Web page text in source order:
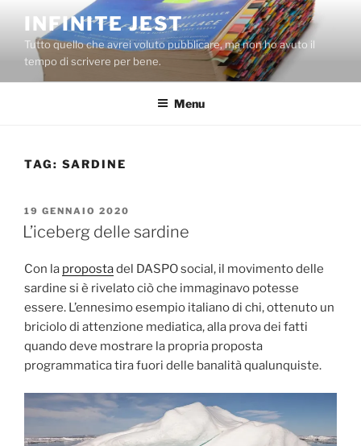
contenuto
INFINITE JEST
Tutto quello che avrei voluto pubblicare, ma non ho avuto il
tempo di scrivere per bene.
Menu
TAG: SARDINE
PUBBLICATO
IL
19 GENNAIO 2020
L’iceberg delle sardine
Con la propostadel DASPO social, il movimento delle
sardine si è rivelato ciò che immaginavo potesse
essere. L’ennesimo esempio italiano di chi, ottenuto un
briciolo di attenzione mediatica, alla prova dei fatti
quando deve mostrare la propria proposta
programmatica tira fuori delle banalità qualunquiste.